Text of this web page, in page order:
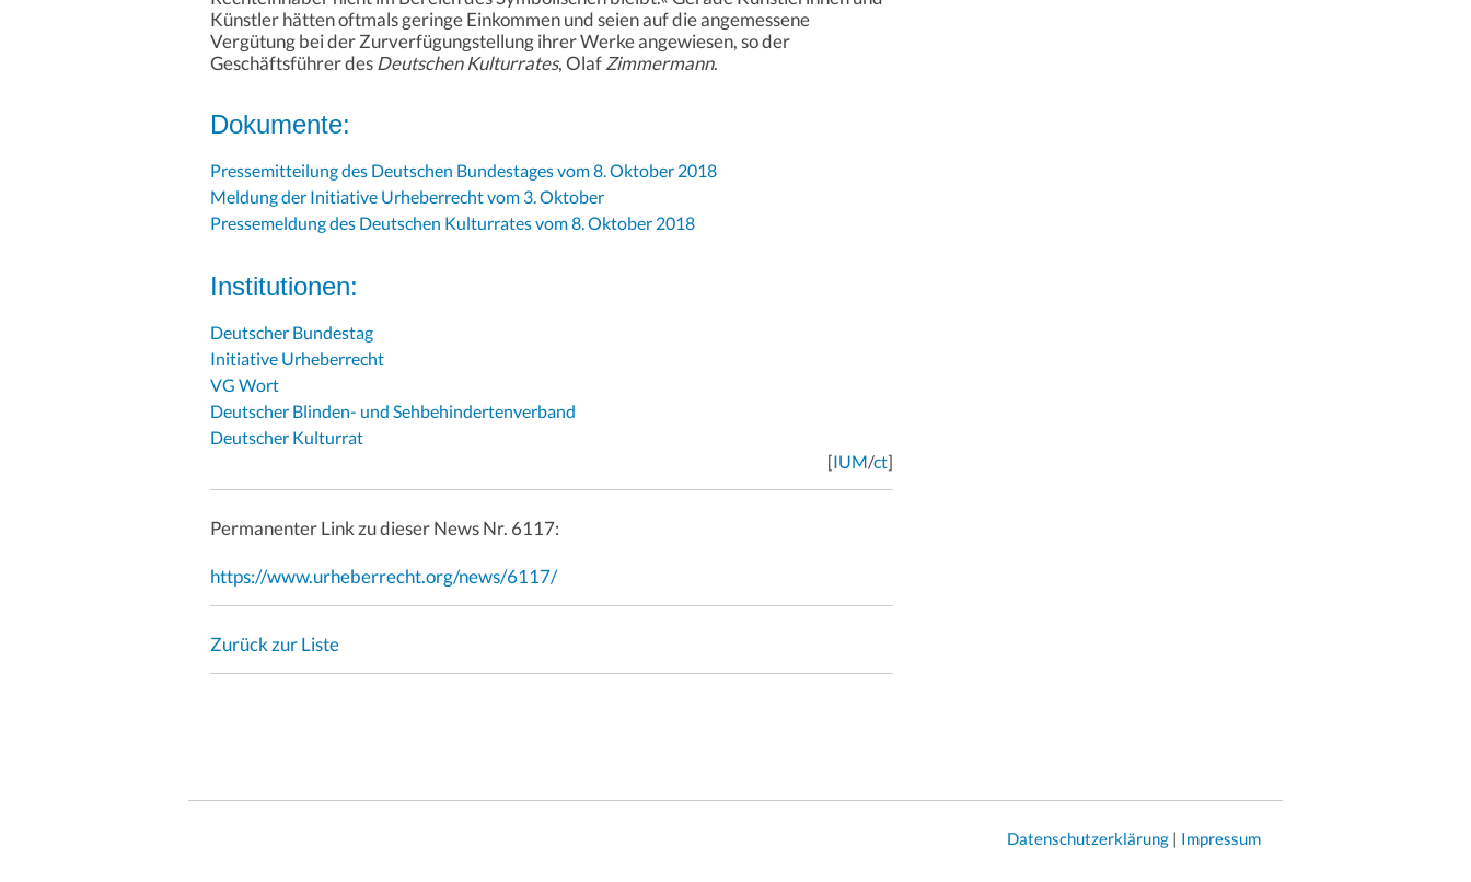
Künstler hätten oftmals geringe Einkommen und seien auf die angemessene
Vergütung bei der Zurverfügungstellung ihrer Werke angewiesen, so der
Geschäftsführer desDeutschen Kulturrates, OlafZimmermann.
Dokumente:
Pressemitteilung des Deutschen Bundestages vom 8. Oktober 2018
Meldung der Initiative Urheberrecht vom 3. Oktober
Pressemeldung des Deutschen Kulturrates vom 8. Oktober 2018
Institutionen:
Deutscher Bundestag
Initiative Urheberrecht
VG Wort
Deutscher Blinden- und Sehbehindertenverband
Deutscher Kulturrat
[IUM/ct]
Permanenter Link zu dieser News Nr. 6117:
https://www.urheberrecht.org/news/6117/
Zurück zur Liste
Datenschutzerklärung | Impressum